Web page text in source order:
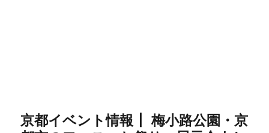
京都イベント情報┃ 梅小路公園・京